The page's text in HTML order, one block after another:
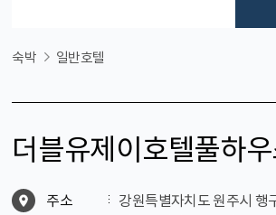
숙박 일반호텔
더블유제이호텔풀하
주소
강원특별자치도 원주시 행